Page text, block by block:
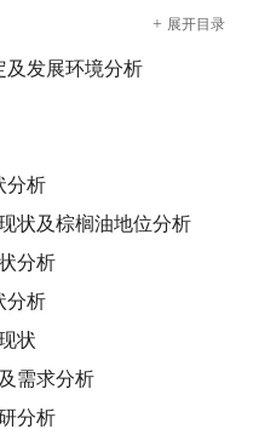
+ 展开目录
及发展环境分析
分析
状及棕榈油地位分析
分析
分析
状
需求分析
分析